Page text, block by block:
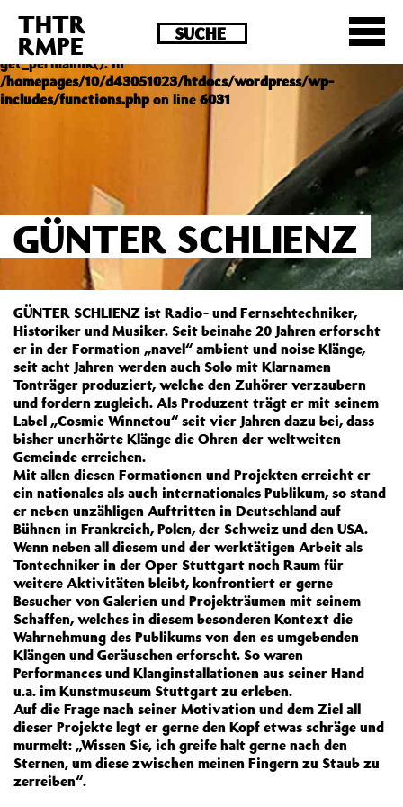
Deprecated : Die Funktion post_permalink ist seit
Version 4.4.0 veraltet! Verwende stattdessen
get_permalink(). in
/homepages/10/d43051023/htdocs/wordpress/wp-
includes/functions.phpon line 6031
THTR
RMPE
GÜNTER SCHLIENZ
GÜNTER SCHLIENZ ist Radio- und Fernsehtechniker,
Historiker und Musiker. Seit beinahe 20 Jahren erforscht
er in der Formation „navel“ ambient und noise Klänge,
seit acht Jahren werden auch Solo mit Klarnamen
Tonträger produziert, welche den Zuhörer verzaubern
und fordern zugleich. Als Produzent trägt er mit seinem
Label „Cosmic Winnetou“ seit vier Jahren dazu bei, dass
bisher unerhörte Klänge die Ohren der weltweiten
Gemeinde erreichen.
Mit allen diesen Formationen und Projekten erreicht er
ein nationales als auch internationales Publikum, so stand
er neben unzähligen Auftritten in Deutschland auf
Bühnen in Frankreich, Polen, der Schweiz und den USA.
Wenn neben all diesem und der werktätigen Arbeit als
Tontechniker in der Oper Stuttgart noch Raum für
weitere Aktivitäten bleibt, konfrontiert er gerne
Besucher von Galerien und Projekträumen mit seinem
Schaffen, welches in diesem besonderen Kontext die
Wahrnehmung des Publikums von den es umgebenden
Klängen und Geräuschen erforscht. So waren
Performances und Klanginstallationen aus seiner Hand
u.a. im Kunstmuseum Stuttgart zu erleben.
Auf die Frage nach seiner Motivation und dem Ziel all
dieser Projekte legt er gerne den Kopf etwas schräge und
murmelt: „Wissen Sie, ich greife halt gerne nach den
Sternen, um diese zwischen meinen Fingern zu Staub zu
zerreiben“.